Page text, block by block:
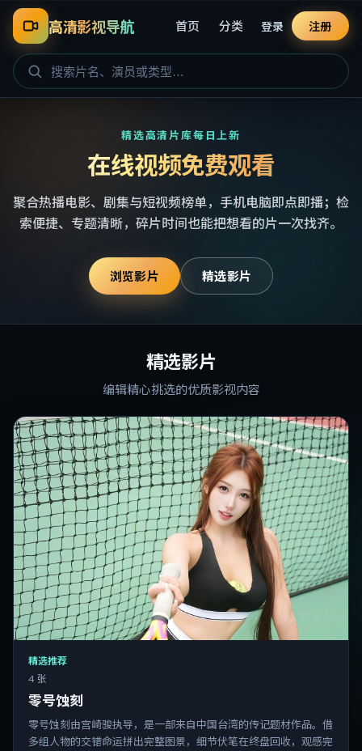
高清影视导航 首页 分类 登录 注册
精选高清片库每日上新
在线视频免费观看
聚合热播电影、剧集与短视频榜单，手机电脑即点即播；检
索便捷、专题清晰，碎片时间也能把想看的片一次找齐。
浏览影片 精选影片
精选影片
编辑精心挑选的优质影视内容
精选推荐
4 张
零号蚀刻
零号蚀刻由宫崎骏执导，是一部来自中国台湾的传记题材作品。借
多组人物的交错命运拼出完整图景，细节伏笔在终盘回收，观感完